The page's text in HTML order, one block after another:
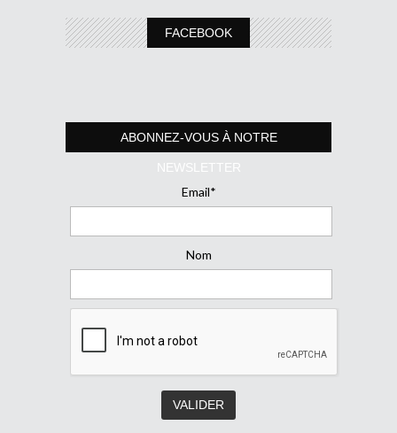
FACEBOOK
ABONNEZ-VOUS À NOTRE
NEWSLETTER
Email*
Nom